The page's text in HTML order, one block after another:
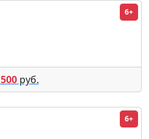
6+
500руб.
6+